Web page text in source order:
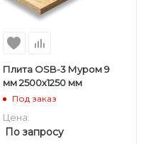
Плита OSB-3 Муром 9
мм 2500х1250 мм
Под заказ
Цена:
По запросу